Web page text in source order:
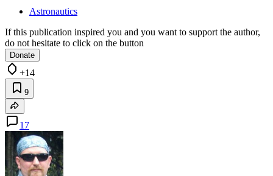
Astronautics
If this publication inspired you and you want to support the author,
do not hesitate to click on the button
Donate
+14
9
17